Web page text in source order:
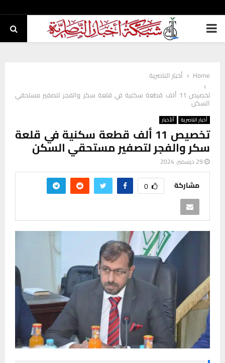
PRIMARY
Home
أخبار الناصرية
تخصيص 11 ألف قطعة سكنية في قلعة سكر والفجر لتصفير مستحقي
السكن
أخبار الناصرية ألأخبار
تخصيص 11 ألف قطعة سكنية في قلعة
سكر والفجر لتصفير مستحقي السكن
29 ديسمبر، 2024
مشاركة 0